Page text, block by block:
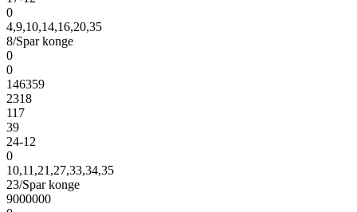
0
4,9,10,14,16,20,35
8/Spar konge
0
0
146359
2318
117
39
24-12
0
10,11,21,27,33,34,35
23/Spar konge
9000000